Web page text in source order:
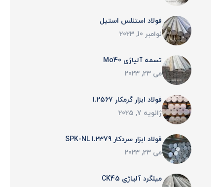
فولاد استنلس استیل
نوامبر 10, 2023
تسمه آلیاژی Mo40
می 23, 2023
فولاد ابزار گرمکار 1.2567
ژانویه 7, 2025
فولاد ابزار سردکار 1.2379 SPK-NL
می 23, 2023
میلگرد آلیاژی CK45